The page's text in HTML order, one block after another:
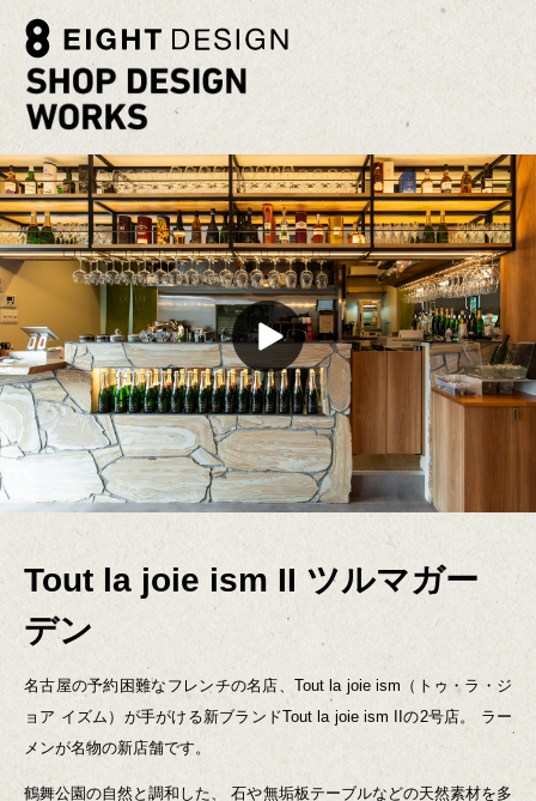
Tout la joie ism II ツルマガー
デン
名古屋の予約困難なフレンチの名店、Tout la joie ism（トゥ・ラ・ジ
ョア イズム）が手がける新ブランドTout la joie ism IIの2号店。
ラー
メンが名物の新店舗です。
鶴舞公園の自然と調和した、
石や無垢板テーブルなどの天然素材を多